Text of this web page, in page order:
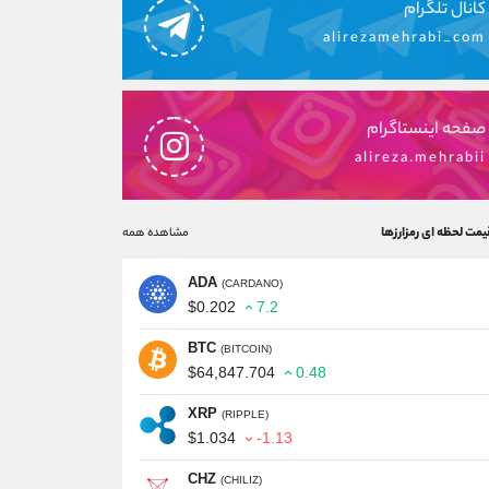
کانال تلگرام
alirezamehrabi_com
صفحه اینستاگرام
alireza.mehrabii
لحظه ای رمزارزها مشاهده همه
ADA (CARDANO)
$0.202 7.2
BTC (BITCOIN)
$64,847.704 0.48
XRP (RIPPLE)
$1.034 -1.13
CHZ (CHILIZ)